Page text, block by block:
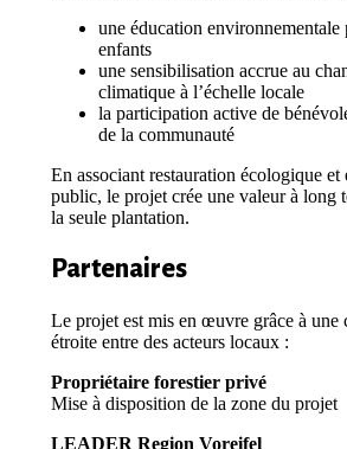
une éducation environnementale
enfants
une sensibilisation accrue au
climatique à l’échelle locale
la participation active de
de la communauté
En associant restauration écologique et
public, le projet crée une valeur à long
la seule plantation.
Partenaires
Le projet est mis en œuvre grâce à une
étroite entre des acteurs locaux :
Propriétaire forestier privé
Mise à disposition de la zone du projet
LEADER Region Voreifel